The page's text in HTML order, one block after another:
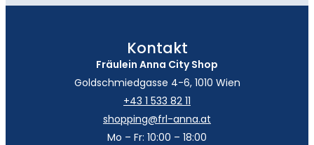
Kontakt
Fräulein Anna City Shop
Goldschmiedgasse 4-6, 1010 Wien
+43 1 533 82 11
shopping@frl-anna.at
Mo – Fr: 10:00 – 18:00